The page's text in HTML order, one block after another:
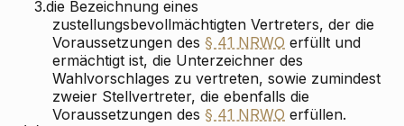
3.die Bezeichnung eines
zustellungsbevollmächtigten Vertreters, der die
Voraussetzungen des § 41 NRWO erfüllt und
ermächtigt ist, die Unterzeichner des
Wahlvorschlages zu vertreten, sowie zumindest
zweier Stellvertreter, die ebenfalls die
Voraussetzungen des § 41 NRWO erfüllen.